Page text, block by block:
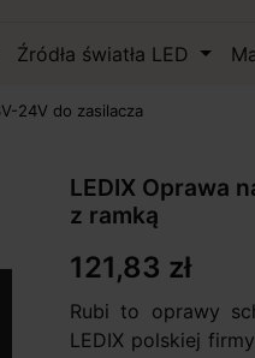
Źródła światła LED
24V do zasilacza
LEDIX Oprawa
z ramką
121,83 zł
Rubi to oprawy
LEDIX polskiej